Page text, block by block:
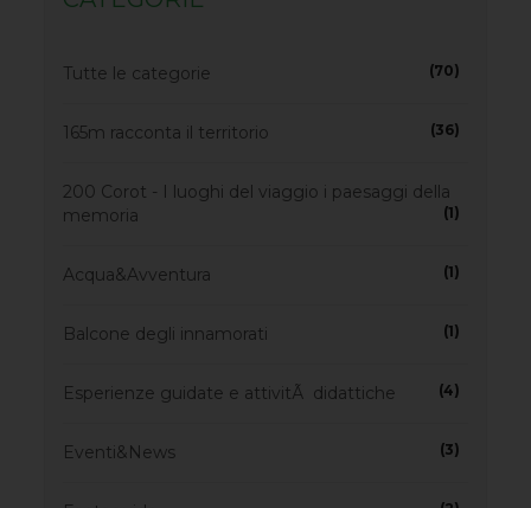
Tutte le categorie (70)
165m racconta il territorio (36)
200 Corot - I luoghi del viaggio i paesaggi della
memoria
(1)
Acqua&Avventura (1)
Balcone degli innamorati (1)
Esperienze guidate e attivitÃ didattiche (4)
Eventi&News (3)